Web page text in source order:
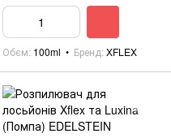
Обєм 100ml Бренд XFLEX